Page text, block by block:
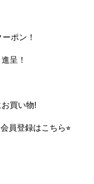
ポン！
呈！
買い物!
員登録はこちら⭐︎